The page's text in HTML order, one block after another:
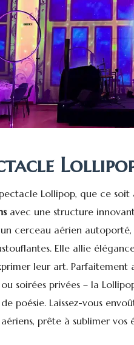
Lollipop, que ce soit
avec une structure
cerceau aérien
Elle allie
leur art.
ou soirées privées – la
poésie. Laissez-vous
prête à sublimer